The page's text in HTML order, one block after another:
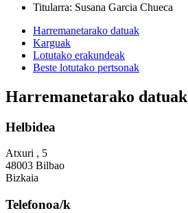
Titularra: Susana Garcia Chueca
Harremanetarako datuak
Karguak
Lotutako erakundeak
Beste lotutako pertsonak
Harremanetarako datuak
Helbidea
Atxuri , 5
48003 Bilbao
Bizkaia
Telefonoa/k